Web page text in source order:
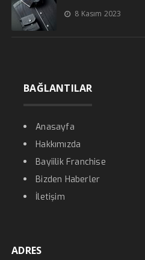
8 Kasım 2023
BAĞLANTILAR
Anasayfa
Hakkımızda
Bayiilik Franchise
Bizden Haberler
İletişim
ADRES